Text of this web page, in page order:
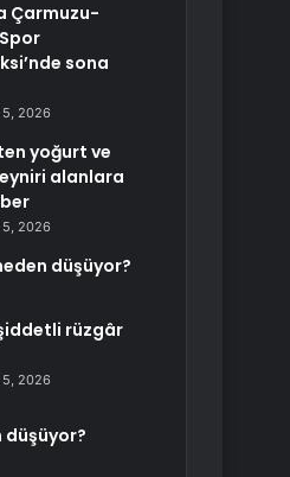
Çarmuzu-
sona
2026
yoğurt ve
alanlara
2026
düşüyor?
rüzgâr
2026
düşüyor?